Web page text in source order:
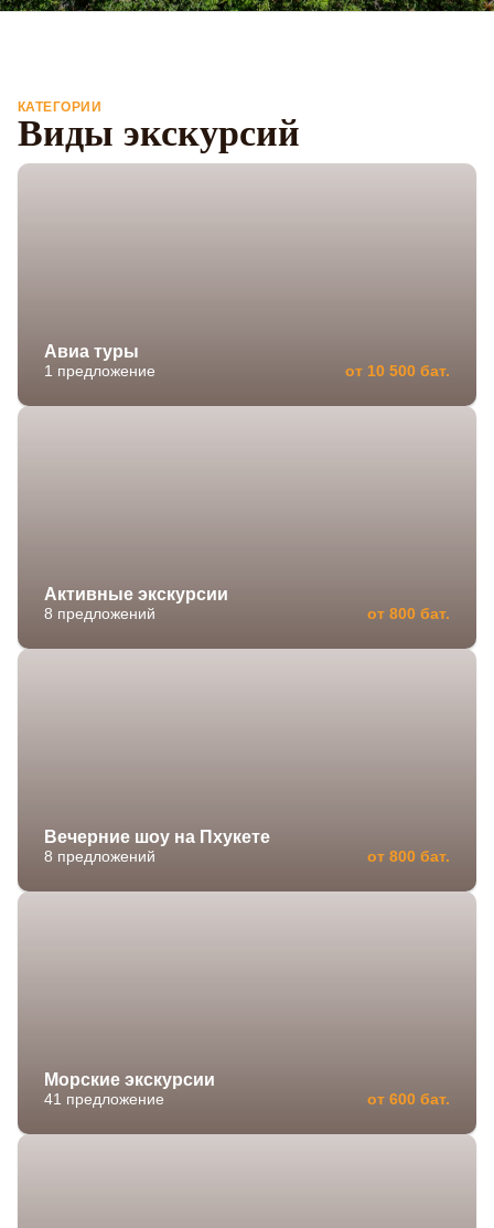
КАТЕГОРИИ
Виды экскурсий
Авиа туры
1 предложение от 10 500 бат.
Активные экскурсии
8 предложений от 800 бат.
Вечерние шоу на Пхукете
8 предложений от 800 бат.
Морские экскурсии
41 предложение от 600 бат.